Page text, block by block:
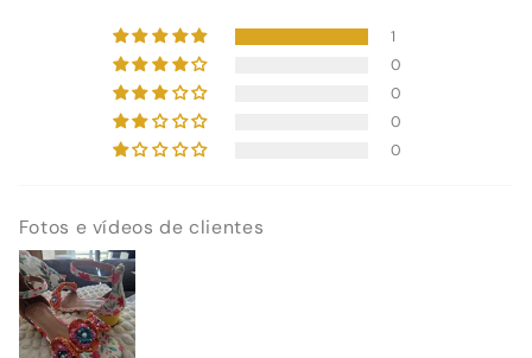
1
0
0
0
0
Fotos e vídeos de clientes